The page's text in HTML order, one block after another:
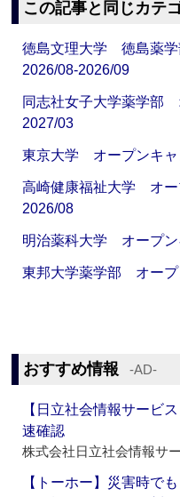
この記事と同じカテ
徳島文理大学 徳島薬
2026/08-2026/09
同志社女子大学薬学部
2027/03
東京大学 オープンキ
高崎健康福祉大学 オ
2026/08
明治薬科大学 オープ
東邦大学薬学部 オー
おすすめ情報 ‐AD‐
【日立社会情報サービ
速確認
株式会社日立社会情報サ
【トーホー】災害時で